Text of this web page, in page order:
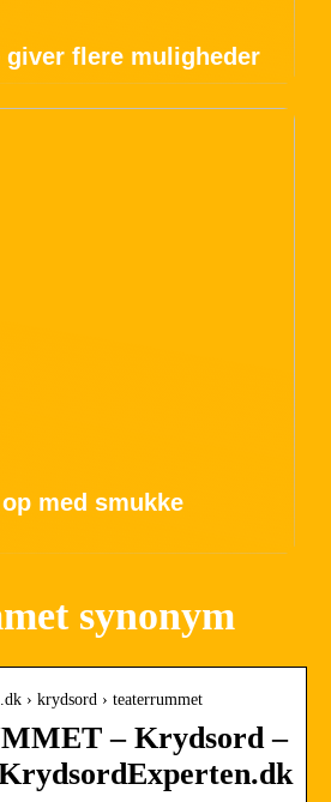
giver flere muligheder
med smukke
synonym
› krydsord › teaterrummet
– Krydsord –